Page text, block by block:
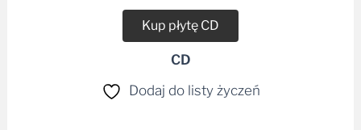
Kup płytę CD
CD
Dodaj do listy życzeń